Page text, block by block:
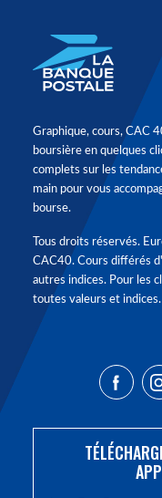
Graphique, cours, CAC
boursière en quelques
complets sur les
main pour vous
bourse.
Tous droits réservés.
CAC40. Cours différés
autres indices. Pour les
toutes valeurs et indices.